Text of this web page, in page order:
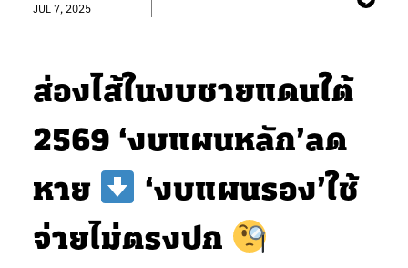
JUL 7, 2025
ส่องไส้ในงบชายแดนใต้
2569 ‘งบแผนหลัก’ลด
หาย
‘งบแผนรอง’ใช้
จ่ายไม่ตรงปก